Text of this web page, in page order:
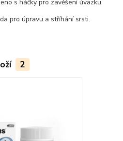
s háčky pro zavěšení úvazku.
pro úpravu a stříhání srsti.
2